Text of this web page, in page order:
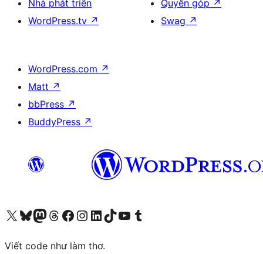
Nhà phát triển
WordPress.tv ↗
Quyên góp ↗
Swag ↗
WordPress.com ↗
Matt ↗
bbPress ↗
BuddyPress ↗
Truy cập tài khoản X (trước đây là Twitter) của chúng tôiVisit our Bluesky account
Visit our Mastodon account
Visit our Threads account
Xem trang Facebook của chúng tôiTruy cập tài khoản Instagram của chúng tôiTruy cập tài khoản LinkedIn của chúng tôiVisit our TikTok account
Truy cập kênh YouTube của chúng tôi Visit our Tumblr account
Viết code như làm thơ.